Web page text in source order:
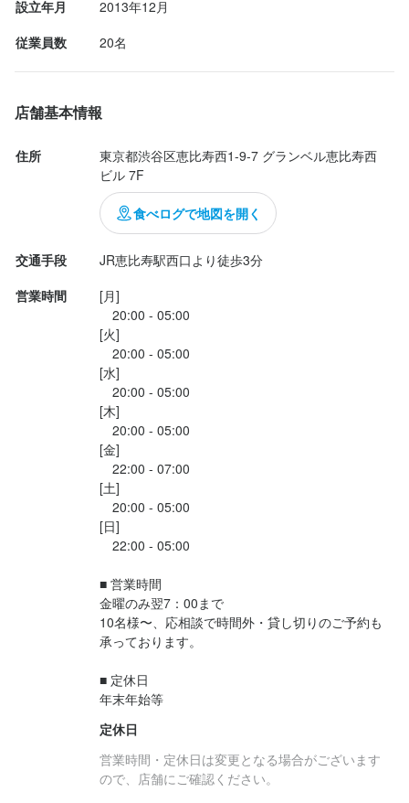
設立年月
2013年12月
従業員数
20名
店舗基本情報
住所
東京都渋谷区恵比寿西1-9-7 グランベル恵比寿西
ビル 7F
食べログで地図を開く
交通手段
JR恵比寿駅西口より徒歩3分
営業時間
[月]
20:00 - 05:00
[火]
20:00 - 05:00
[水]
20:00 - 05:00
[木]
20:00 - 05:00
[金]
22:00 - 07:00
[土]
20:00 - 05:00
[日]
22:00 - 05:00
■ 営業時間
金曜のみ翌7：00まで
10名様〜、応相談で時間外・貸し切りのご予約も
承っております。
■ 定休日
年末年始等
定休日
営業時間・定休日は変更となる場合がございます
ので、店舗にご確認ください。
また、パスタやピザなどお酒に合うフードメニューも充実してい
《ここが当店の魅力です》
当社の社風は“自由度の高さ”が自慢です。
より繁盛店になれるのか」を常に追求し続けます。
もっとこうしてみたらいい！というアイデアを大切にしているの
で、どんどん挑戦してくださいね。
価格の見直し・メニューや仕入れ先変更・イベント企画・売上管
店舗運営に関する幅広いスキルが身につきます！
売る力が身についたら、会社からの独立支援も受けられるので、
自分のお店を持ちたい方はここでの学びをいかせると思います。
その2）スタッフでお店を作り上げていける
学んだスキルをいかすことも良いですが、そのスキルを店舗にど
う反映させられるかがスキルアップには欠かせないと考えます。
例えば、ワインバルで働いていた経験をいかし、人気ワインを店
舗の定番メニューとして提案するなど…
よりお客様に愛され、多くの利益を生み出せる店舗に成長してい
くために、あなたの考えを提供してください！
その3）スキルのある方はワンランク上の内容からスタート可能
恵比寿という土地柄上、多くの飲食店があり競争も激しいです。
金銭も流動的な刺激的な空間で、日々緊張感を持ちながら業務に
取り組めます。
店舗での内勤業務以外に、求職者対応・発注管理・在庫管理・他
店舗への営業など、業務を幅広くお任せするので、独立の際にも
裁量度の大きな環境で、より高みを目指しませんか？
＼こんなスタッフが活躍中／
現在は20〜30代の若手メンバーが活躍しています。
パワフルな男性スタッフが多数在籍しており、雰囲気の良い職場
また、期間限定の『Knight-Night』オリジナルのカクテルも人気。
いつの間にかお酒に詳しくなってしまう環境です◎
また、パスタやピザなどお酒に合うフードメニューも充実してい
ます！
《ここが当店の魅力です》
当社の社風は“自由度の高さ”が自慢です。
「どうすればより良いサービスが提供できるのか」「どうすれば
より繁盛店になれるのか」を常に追求し続けます。
もっとこうしてみたらいい！というアイデアを大切にしているの
で、どんどん挑戦してくださいね。
理など…
店舗運営に関する幅広いスキルが身につきます！
売る力が身についたら、会社からの独立支援も受けられるので、
自分のお店を持ちたい方はここでの学びをいかせると思います。
その2）スタッフでお店を作り上げていける
学んだスキルをいかすことも良いですが、そのスキルを店舗にど
う反映させられるかがスキルアップには欠かせないと考えます。
例えば、ワインバルで働いていた経験をいかし、人気ワインを店
舗の定番メニューとして提案するなど…
よりお客様に愛され、多くの利益を生み出せる店舗に成長してい
くために、あなたの考えを提供してください！
その3）スキルのある方はワンランク上の内容からスタート可能
恵比寿という土地柄上、多くの飲食店があり競争も激しいです。
金銭も流動的な刺激的な空間で、日々緊張感を持ちながら業務に
取り組めます。
店舗での内勤業務以外に、求職者対応・発注管理・在庫管理・他
店舗への営業など、業務を幅広くお任せするので、独立の際にも
裁量度の大きな環境で、より高みを目指しませんか？
＼こんなスタッフが活躍中／
また、パスタやピザなどお酒に合うフードメニューも充実してい
《ここが当店の魅力です》
当社の社風は“自由度の高さ”が自慢です。
より繁盛店になれるのか」を常に追求し続けます。
もっとこうしてみたらいい！というアイデアを大切にしているの
で、どんどん挑戦してくださいね。
価格の見直し・メニューや仕入れ先変更・イベント企画・売上管
店舗運営に関する幅広いスキルが身につきます！
売る力が身についたら、会社からの独立支援も受けられるので、
自分のお店を持ちたい方はここでの学びをいかせると思います。
その2）スタッフでお店を作り上げていける
学んだスキルをいかすことも良いですが、そのスキルを店舗にど
う反映させられるかがスキルアップには欠かせないと考えます。
例えば、ワインバルで働いていた経験をいかし、人気ワインを店
舗の定番メニューとして提案するなど…
よりお客様に愛され、多くの利益を生み出せる店舗に成長してい
くために、あなたの考えを提供してください！
その3）スキルのある方はワンランク上の内容からスタート可能
恵比寿という土地柄上、多くの飲食店があり競争も激しいです。
金銭も流動的な刺激的な空間で、日々緊張感を持ちながら業務に
取り組めます。
店舗での内勤業務以外に、求職者対応・発注管理・在庫管理・他
店舗への営業など、業務を幅広くお任せするので、独立の際にも
裁量度の大きな環境で、より高みを目指しませんか？
＼こんなスタッフが活躍中／
現在は20〜30代の若手メンバーが活躍しています。
パワフルな男性スタッフが多数在籍しており、雰囲気の良い職場
◇お酒が好きだという方
応募後、原則3営業日以内に返信しております。
なお、事情がある場合などWeb面接にも対応いたしますので、気
兼ねなくご相談ください。
少しでも興味をお持ちでしたら、ぜひお気軽にご応募ください。
一度、カジュアルにお話しましょう。
ご応募を心よりお待ちしております。
東京都渋谷区恵比寿西1-9-7 グランベル恵比寿西ビル 7F
株式会社プレイスタイル
選考の流れ
一度店舗に足を運んで頂いて面接を経て、内定となります。
兼ねなくご相談ください。
お店の採用担当者からのメッセージ
少しでも興味をお持ちでしたら、ぜひお気軽にご応募ください。
一度、カジュアルにお話しましょう。
ご応募を心よりお待ちしております。
東京都渋谷区恵比寿西1-9-7 グランベル恵比寿西ビル 7F
法人名・事業者名
株式会社プレイスタイル